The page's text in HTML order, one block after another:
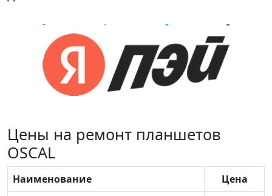
Цены на ремонт планшетов
OSCAL
Наименование
Цена